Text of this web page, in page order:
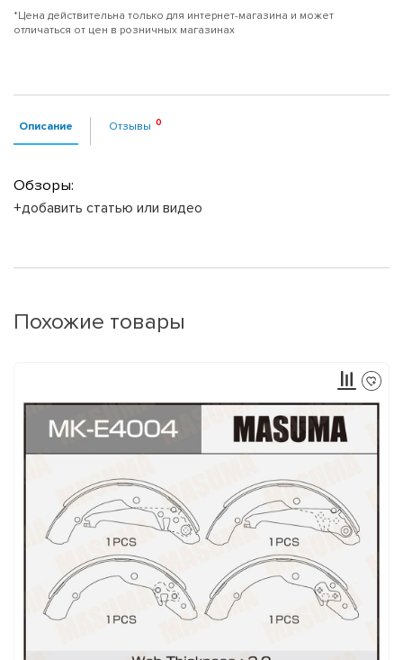
*Цена действительна только для интернет-магазина и может
отличаться от цен в розничных магазинах
Описание Отзывы
Обзоры:
+добавить статью или видео
Похожие товары